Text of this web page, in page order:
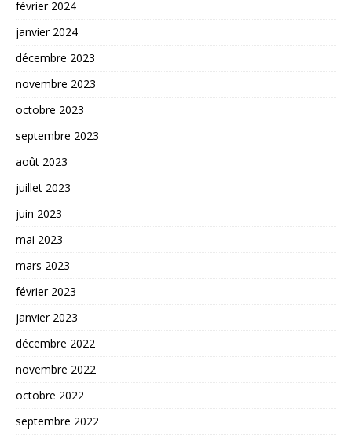
février 2024
janvier 2024
décembre 2023
novembre 2023
octobre 2023
septembre 2023
août 2023
juillet 2023
juin 2023
mai 2023
mars 2023
février 2023
janvier 2023
décembre 2022
novembre 2022
octobre 2022
septembre 2022